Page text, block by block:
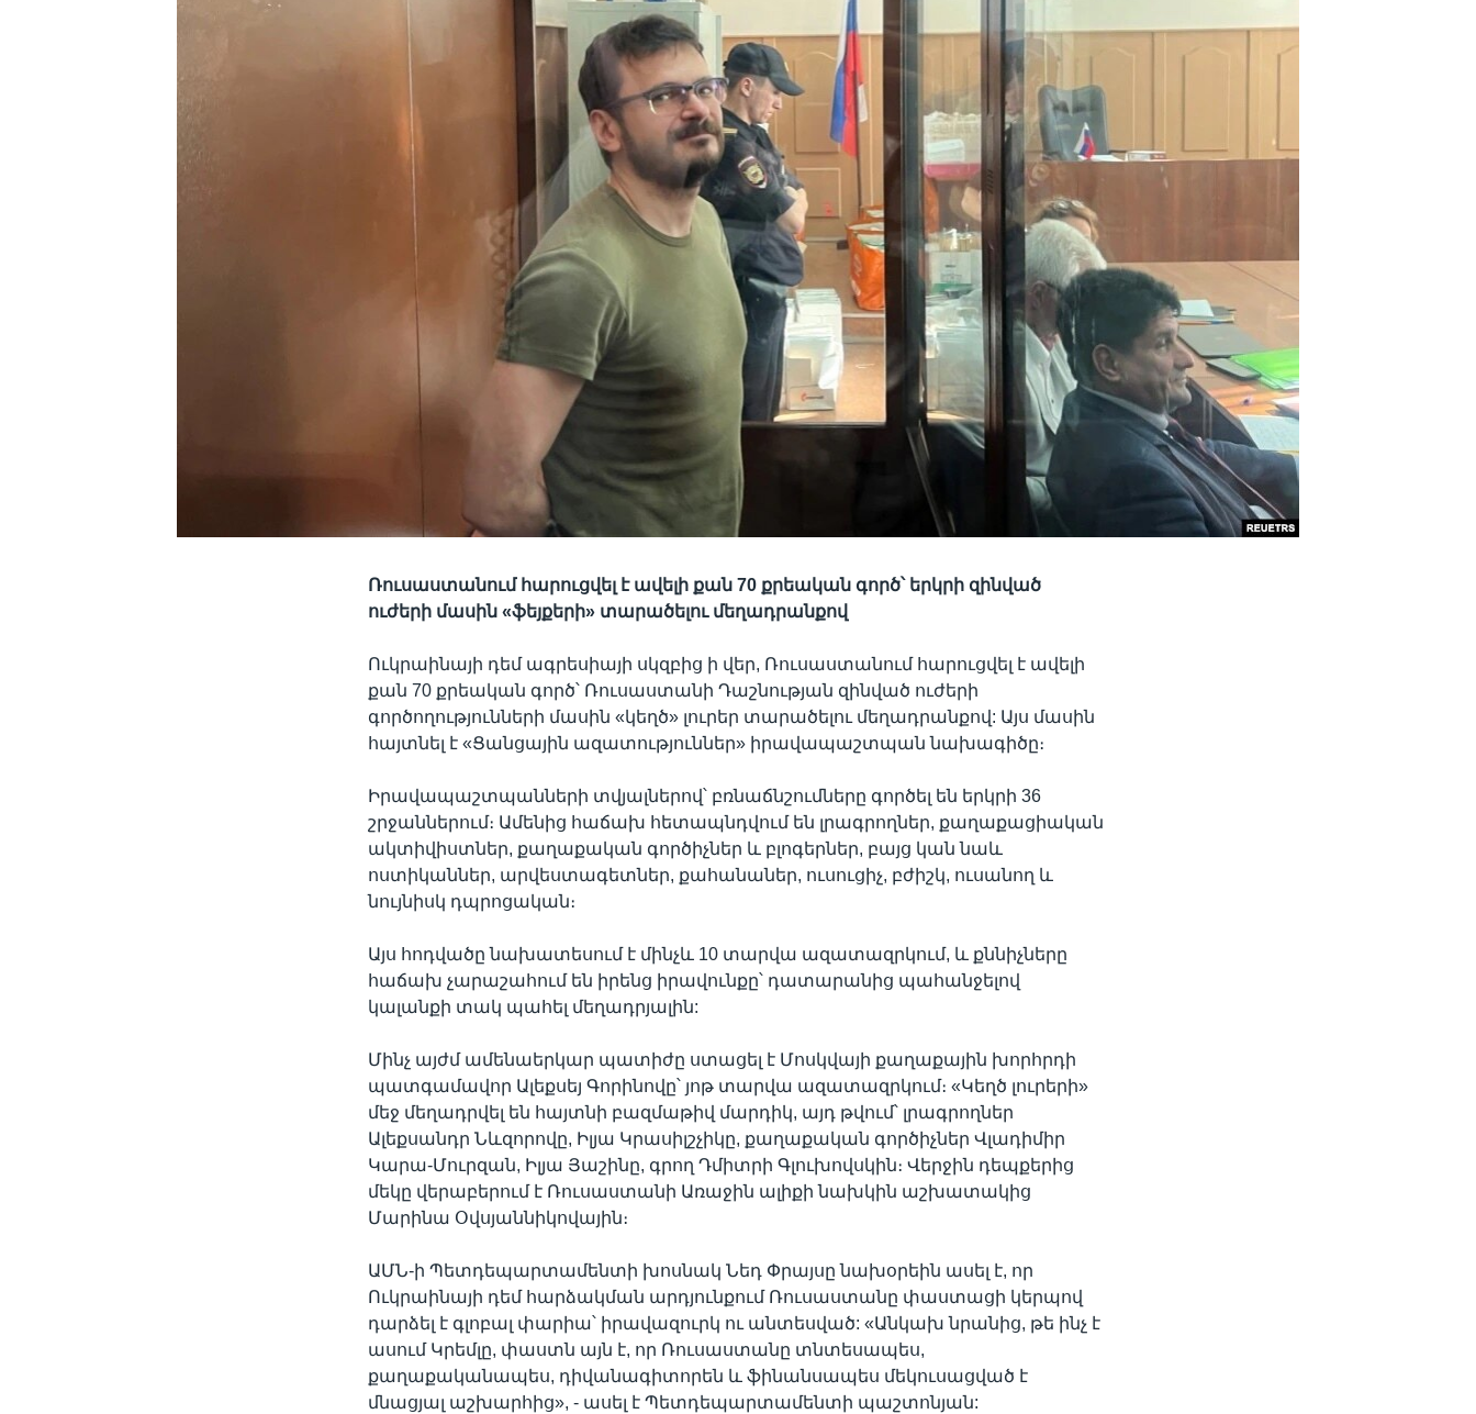
Ռուսաստանում հարուցվել է ավելի քան 70 քրեական գործ՝ երկրի զինված
ուժերի մասին «ֆեյքերի» տարածելու մեղադրանքով
Ուկրաինայի դեմ ագրեսիայի սկզբից ի վեր, Ռուսաստանում հարուցվել է ավելի
քան 70 քրեական գործ՝ Ռուսաստանի Դաշնության զինված ուժերի
գործողությունների մասին «կեղծ» լուրեր տարածելու մեղադրանքով: Այս մասին
հայտնել է «Ցանցային ազատություններ» իրավապաշտպան նախագիծը։
Իրավապաշտպանների տվյալներով՝ բռնաճնշումները գործել են երկրի 36
շրջաններում։ Ամենից հաճախ հետապնդվում են լրագրողներ, քաղաքացիական
ակտիվիստներ, քաղաքական գործիչներ և բլոգերներ, բայց կան նաև
ոստիկաններ, արվեստագետներ, քահանաներ, ուսուցիչ, բժիշկ, ուսանող և
նույնիսկ դպրոցական։
Այս հոդվածը նախատեսում է մինչև 10 տարվա ազատազրկում, և քննիչները
հաճախ չարաշահում են իրենց իրավունքը՝ դատարանից պահանջելով
կալանքի տակ պահել մեղադրյալին:
Մինչ այժմ ամենաերկար պատիժը ստացել է Մոսկվայի քաղաքային խորհրդի
պատգամավոր Ալեքսեյ Գորինովը՝ յոթ տարվա ազատազրկում։ «Կեղծ լուրերի»
մեջ մեղադրվել են հայտնի բազմաթիվ մարդիկ, այդ թվում՝ լրագրողներ
Ալեքսանդր Նևզորովը, Իլյա Կրասիլշչիկը, քաղաքական գործիչներ Վլադիմիր
Կարա-Մուրզան, Իլյա Յաշինը, գրող Դմիտրի Գլուխովսկին։ Վերջին դեպքերից
մեկը վերաբերում է Ռուսաստանի Առաջին ալիքի նախկին աշխատակից
Մարինա Օվսյաննիկովային։
ԱՄՆ-ի Պետդեպարտամենտի խոսնակ Նեդ Փրայսը նախօրեին ասել է, որ
Ուկրաինայի դեմ հարձակման արդյունքում Ռուսաստանը փաստացի կերպով
դարձել է գլոբալ փարիա՝ իրավազուրկ ու անտեսված: «Անկախ նրանից, թե ինչ է
ասում Կրեմլը, փաստն այն է, որ Ռուսաստանը տնտեսապես,
քաղաքականապես, դիվանագիտորեն և ֆինանսապես մեկուսացված է
մնացյալ աշխարհից», - ասել է Պետդեպարտամենտի պաշտոնյան: